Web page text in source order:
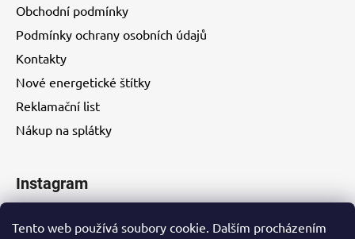
Tento web používá soubory cookie. Dalším procházením
Obchodní podmínky
Podmínky ochrany osobních údajů
Kontakty
Nové energetické štítky
Reklamační list
Nákup na splátky
Instagram